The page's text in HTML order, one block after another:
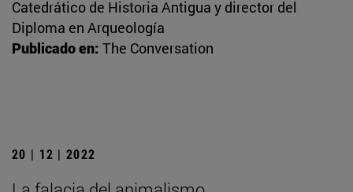
Catedrático de Historia Antigua y director del
Diploma en Arqueología
Publicado en: The Conversation
20 | 12 | 2022